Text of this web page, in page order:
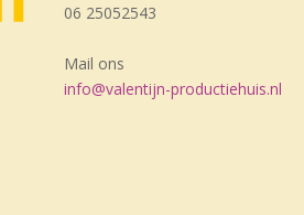
06 25052543
Mail ons
info@valentijn-productiehuis.nl